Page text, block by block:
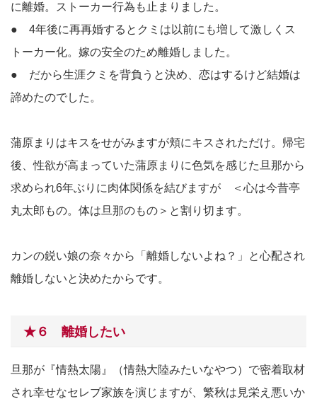
に離婚。ストーカー行為も止まりました。
● 4年後に再再婚するとクミは以前にも増して激しくス
トーカー化。嫁の安全のため離婚しました。
● だから生涯クミを背負うと決め、恋はするけど結婚は
諦めたのでした。
蒲原まりはキスをせがみますが頬にキスされただけ。帰宅
後、性欲が高まっていた蒲原まりに色気を感じた旦那から
求められ6年ぶりに肉体関係を結びますが ＜心は今昔亭
丸太郎もの。体は旦那のもの＞と割り切ます。
カンの鋭い娘の奈々から「離婚しないよね？」と心配され
離婚しないと決めたからです。
★６ 離婚したい
旦那が『情熱太陽』（情熱大陸みたいなやつ）で密着取材
され幸せなセレブ家族を演じますが、繁秋は見栄え悪いか